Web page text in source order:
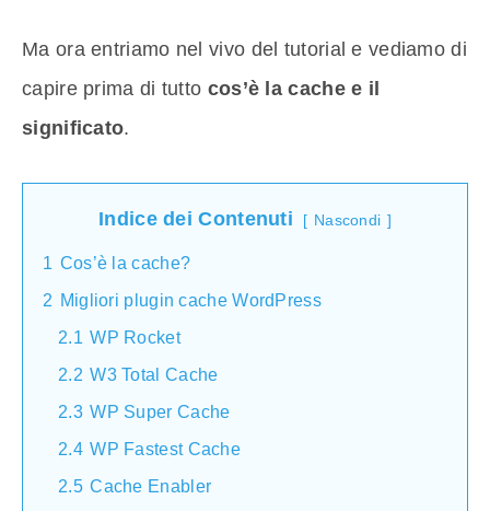
Ma ora entriamo nel vivo del tutorial e vediamo di
capire prima di tutto cos’è la cache e il
significato.
Indice dei Contenuti Nascondi
1 Cos’è la cache?
2 Migliori plugin cache WordPress
2.1 WP Rocket
2.2 W3 Total Cache
2.3 WP Super Cache
2.4 WP Fastest Cache
2.5 Cache Enabler